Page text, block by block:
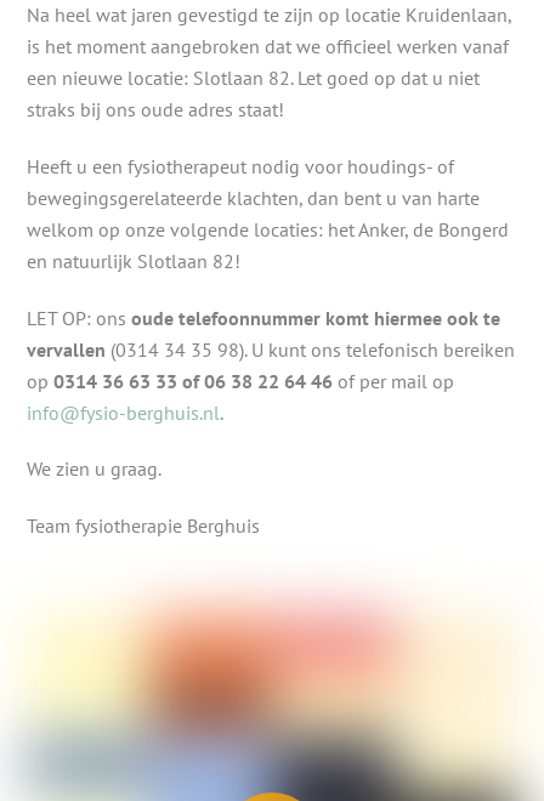
Na heel wat jaren gevestigd te zijn op locatie Kruidenlaan,
is het moment aangebroken dat we officieel werken vanaf
een nieuwe locatie: Slotlaan 82. Let goed op dat u niet
straks bij ons oude adres staat!
Heeft u een fysiotherapeut nodig voor houdings- of
bewegingsgerelateerde klachten, dan bent u van harte
welkom op onze volgende locaties: het Anker, de Bongerd
en natuurlijk Slotlaan 82!
LET OP: onsoude telefoonnummer komt hiermee ook te
vervallen (0314 34 35 98). U kunt ons telefonisch bereiken
op0314 36 63 33 of 06 38 22 64 46 of per mail op
info@fysio-berghuis.nl.
We zien u graag.
Team fysiotherapie Berghuis